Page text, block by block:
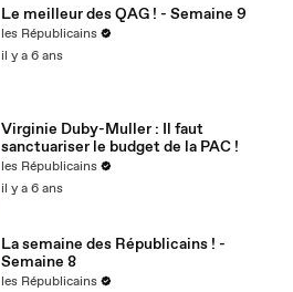
Le meilleur des QAG ! - Semaine 9
les Républicains
il y a 6 ans
Virginie Duby-Muller : Il faut
sanctuariser le budget de la PAC !
les Républicains
il y a 6 ans
La semaine des Républicains ! -
Semaine 8
les Républicains